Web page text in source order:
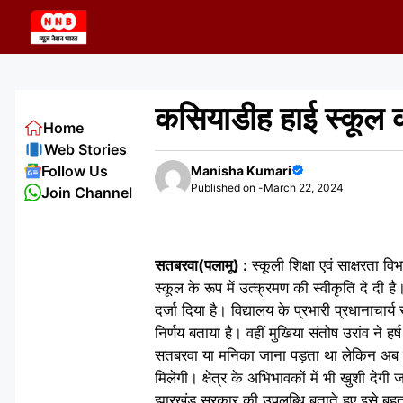
content
कसियाडीह हाई स्कूल
Manisha Kumari
Published on -March 22, 2024
सतबरवा(पलामू) : स्कूली शिक्षा एवं साक्षरता
स्कूल के रूप में उत्क्रमण की स्वीकृति दे दी
दर्जा दिया है। विद्यालय के प्रभारी
निर्णय बताया है। वहीं मुखिया संतोष उरांव ने
सतबरवा या मनिका जाना पड़ता था लेकिन
मिलेगी। क्षेत्र के अभिभावकों में भी खुशी देगी
Home
Web Stories
Follow Us
Join Channel